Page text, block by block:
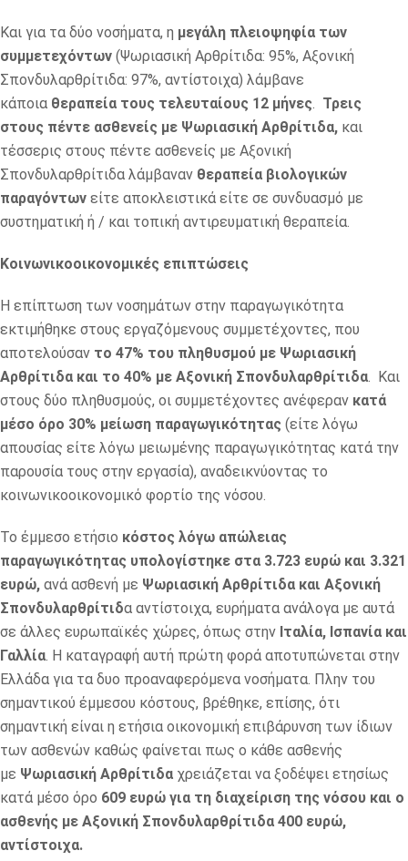
Και για τα δύο νοσήματα, η μεγάλη πλειοψηφία των
συμμετεχόντων (Ψωριασική Αρθρίτιδα: 95%, Αξονική
Σπονδυλαρθρίτιδα: 97%, αντίστοιχα) λάμβανε
κάποια θεραπεία τους τελευταίους 12 μήνες
Τρεις
στους πέντε ασθενείς με Ψωριασική Αρθρίτιδα, και
τέσσερις στους πέντε ασθενείς με Αξονική
Σπονδυλαρθρίτιδα λάμβαναν θεραπεία βιολογικών
παραγόντων είτε αποκλειστικά είτε σε συνδυασμό με
συστηματική ή / και τοπική αντιρευματική θεραπεία.
Κοινωνικοοικονομικές επιπτώσεις
Η επίπτωση των νοσημάτων στην παραγωγικότητα
εκτιμήθηκε στους εργαζόμενους συμμετέχοντες, που
αποτελούσαν το 47% του πληθυσμού με Ψωριασική
Αρθρίτιδα και το 40% με Αξονική Σπονδυλαρθρίτιδα . Και
στους δύο πληθυσμούς, οι συμμετέχοντες ανέφεραν κατά
μέσο όρο 30% μείωση παραγωγικότητας (είτε λόγω
απουσίας είτε λόγω μειωμένης παραγωγικότητας κατά την
παρουσία τους στην εργασία), αναδεικνύοντας το
κοινωνικοοικονομικό φορτίο της νόσου.
Το έμμεσο ετήσιο κόστος λόγω απώλειας
παραγωγικότητας υπολογίστηκε στα 3.723 ευρώ και 3.321
ευρώ, ανά ασθενή με Ψωριασική Αρθρίτιδα και Αξονική
Σπονδυλαρθρίτιδα αντίστοιχα, ευρήματα ανάλογα με αυτά
σε άλλες ευρωπαϊκές χώρες, όπως στην Ιταλία, Ισπανία και
Γαλλία . Η καταγραφή αυτή πρώτη φορά αποτυπώνεται στην
Ελλάδα για τα δυο προαναφερόμενα νοσήματα. Πλην του
σημαντικού έμμεσου κόστους, βρέθηκε, επίσης, ότι
σημαντική είναι η ετήσια οικονομική επιβάρυνση των ίδιων
των ασθενών καθώς φαίνεται πως ο κάθε ασθενής
με Ψωριασική Αρθρίτιδα χρειάζεται να ξοδέψει ετησίως
κατά μέσο όρο 609 ευρώ για τη διαχείριση της νόσου και ο
ασθενής με Αξονική Σπονδυλαρθρίτιδα 400 ευρώ,
αντίστοιχα.